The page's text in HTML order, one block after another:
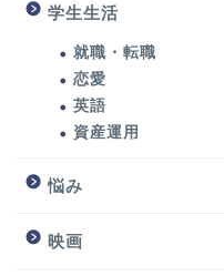
学生生活
就職・転職
恋愛
英語
資産運用
悩み
映画